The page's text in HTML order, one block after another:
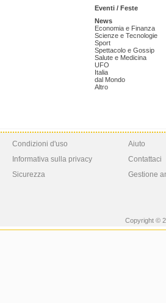
Eventi / Feste
News
Economia e Finanza
Scienze e Tecnologie
Sport
Spettacolo e Gossip
Salute e Medicina
UFO
Italia
dal Mondo
Altro
Condizioni d'uso
Informativa sulla privacy
Sicurezza
Aiuto
Contattaci
Gestione
Copyright ©